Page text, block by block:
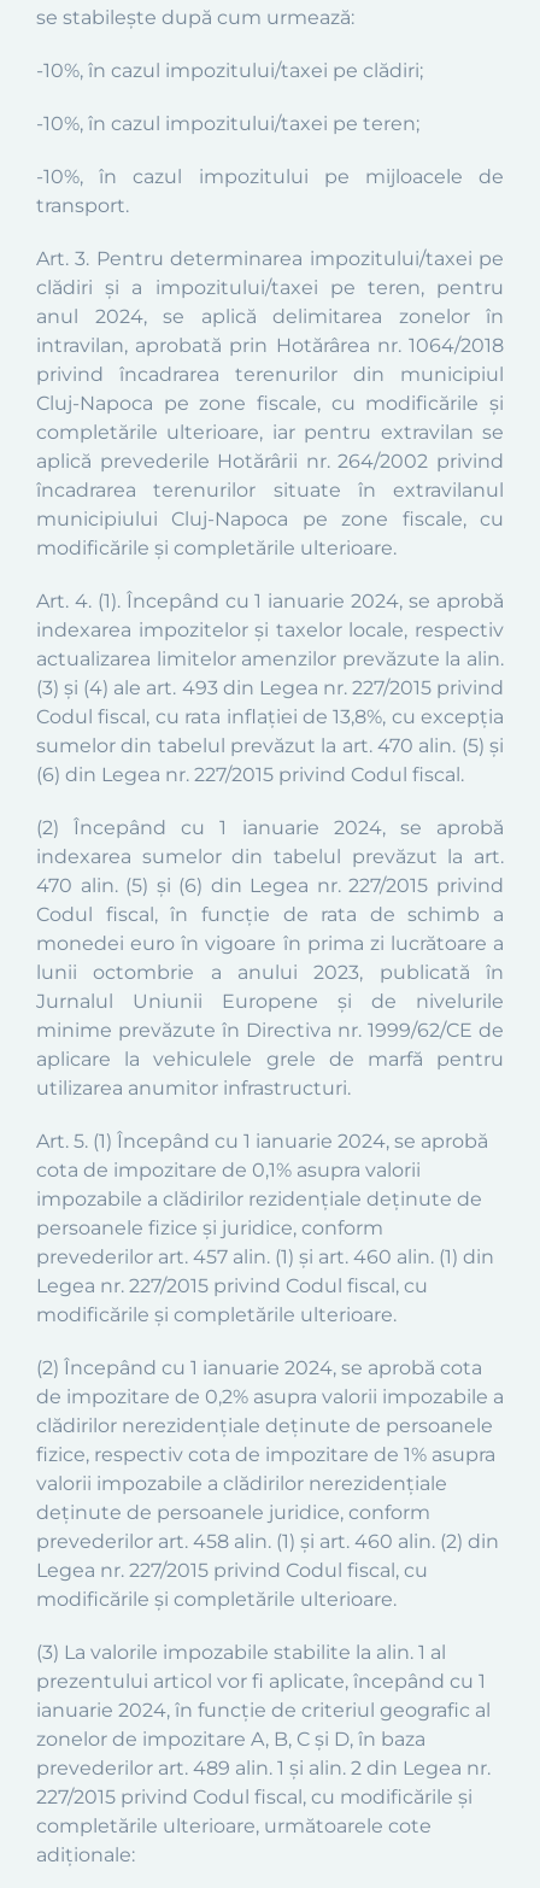
se stabileşte după cum urmează:
-10%, în cazul impozitului/taxei pe clădiri;
-10%, în cazul impozitului/taxei pe teren;
-10%, în cazul impozitului pe mijloacele de
transport.
Art. 3. Pentru determinarea impozitului/taxei pe
clădiri şi a impozitului/taxei pe teren, pentru
anul 2024, se aplică delimitarea zonelor în
intravilan, aprobată prin Hotărârea nr. 1064/2018
privind încadrarea terenurilor din municipiul
Cluj-Napoca pe zone fiscale, cu modificările şi
completările ulterioare, iar pentru extravilan se
aplică prevederile Hotărârii nr. 264/2002 privind
încadrarea terenurilor situate în extravilanul
municipiului Cluj-Napoca pe zone fiscale, cu
modificările şi completările ulterioare.
Art. 4. (1). Începând cu 1 ianuarie 2024, se aprobă
indexarea impozitelor și taxelor locale, respectiv
actualizarea limitelor amenzilor prevăzute la alin.
(3) și (4) ale art. 493 din Legea nr. 227/2015 privind
Codul fiscal, cu rata inflației de 13,8%, cu excepția
sumelor din tabelul prevăzut la art. 470 alin. (5) şi
(6) din Legea nr. 227/2015 privind Codul fiscal.
(2)Începând cu 1 ianuarie 2024, se aprobă
indexarea sumelor din tabelul prevăzut la art.
470 alin. (5) și (6) din Legea nr. 227/2015 privind
Codul fiscal, în funcție de rata de schimb a
monedei euro în vigoare în prima zi lucrătoare a
lunii octombrie a anului 2023, publicată în
Jurnalul Uniunii Europene și de nivelurile
minime prevăzute în Directiva nr. 1999/62/CE de
aplicare la vehiculele grele de marfă pentru
utilizarea anumitor infrastructuri.
Art. 5. (1) Începând cu 1 ianuarie 2024, se aprobă
cota de impozitare de 0,1% asupra valorii
impozabile a clădirilor rezidențiale deținute de
persoanele fizice și juridice, conform
prevederilor art. 457 alin. (1) și art. 460 alin. (1) din
Legea nr. 227/2015 privind Codul fiscal, cu
modificările și completările ulterioare.
(2) Începând cu 1 ianuarie 2024, se aprobă cota
de impozitare de 0,2% asupra valorii impozabile a
clădirilor nerezidențiale deținute de persoanele
fizice, respectiv cota de impozitare de 1% asupra
valorii impozabile a clădirilor nerezidențiale
deținute de persoanele juridice, conform
prevederilor art. 458 alin. (1) și art. 460 alin. (2) din
Legea nr. 227/2015 privind Codul fiscal, cu
modificările și completările ulterioare.
(3) La valorile impozabile stabilite la alin. 1 al
prezentului articol vor fi aplicate, începând cu 1
ianuarie 2024, în funcție de criteriul geografic al
zonelor de impozitare A, B, C și D, în baza
prevederilor art. 489 alin. 1 și alin. 2 din Legea nr.
227/2015 privind Codul fiscal, cu modificările și
completările ulterioare, următoarele cote
adiționale: